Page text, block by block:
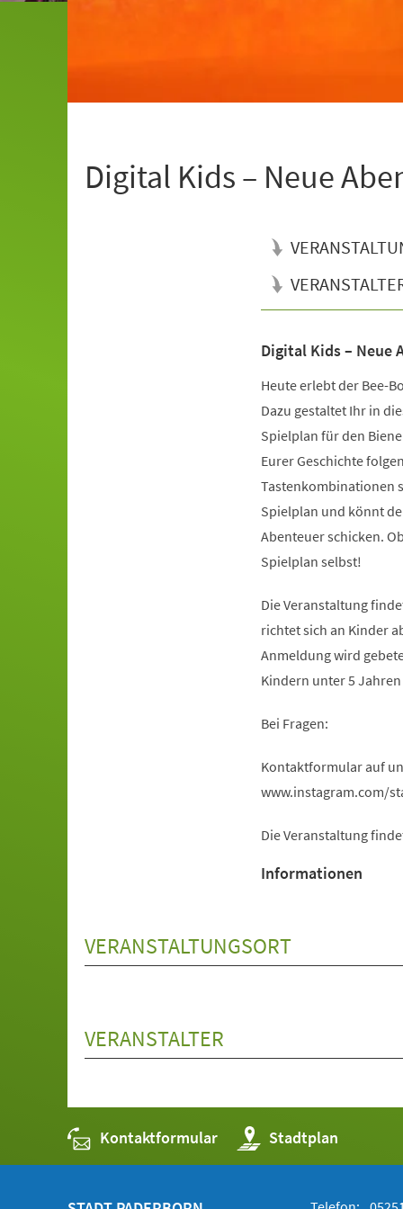
Digital Kids – Neue
Digital Kids – Neue
Heute erlebt der Bee-
Dazu gestaltet Ihr in
Spielplan für den
Eurer Geschichte
Tastenkombinationen
Spielplan und könnt
Abenteuer schicken.
Spielplan selbst!
Die Veranstaltung
richtet sich an Kinder
Anmeldung wird
Kindern unter 5
Bei Fragen:
Kontaktformular auf
www.instagram.com/
Die Veranstaltung
Informationen
VERANSTALTUNGSORT
VERANSTALTER
Kontaktformular Stadtplan
(Öffnet
in
einem